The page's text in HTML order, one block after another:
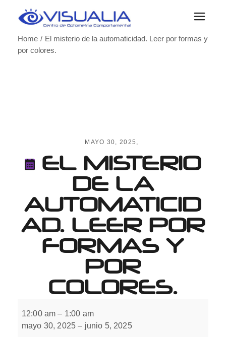
Home
El misterio de la automaticidad. Leer por formas y
por colores.
MAYO 30, 2025
EL MISTERIO
DE LA
AUTOMATICID
AD. LEER POR
FORMAS Y
POR
COLORES.
misterio
de
la
12:00 am – 1:00 am
mayo 30, 2025 – junio 5, 2025